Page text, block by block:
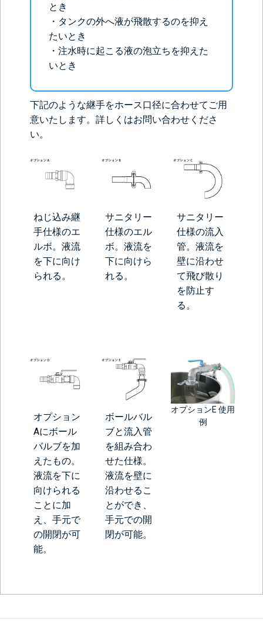
とき
・タンクの外へ液が飛散するのを抑え
たいとき
・注水時に起こる液の泡立ちを抑えた
いとき
下記のような継手をホース口径に合わせてご用
意いたします。詳しくはお問い合わせくださ
い。
ねじ込み継
手仕様のエ
ルボ。液流
を下に向け
られる。
サニタリー
仕様のエル
ボ。液流を
下に向けら
れる。
サニタリー
仕様の流入
管。液流を
壁に沿わせ
て飛び散り
を防止す
る。
オプション
Aにボール
バルブを加
えたもの。
液流を下に
向けられる
ことに加
え、手元で
の開閉が可
能。
ボールバル
ブと流入管
を組み合わ
せた仕様。
液流を壁に
沿わせるこ
とができ、
手元での開
閉が可能。
オプションE 使用
例